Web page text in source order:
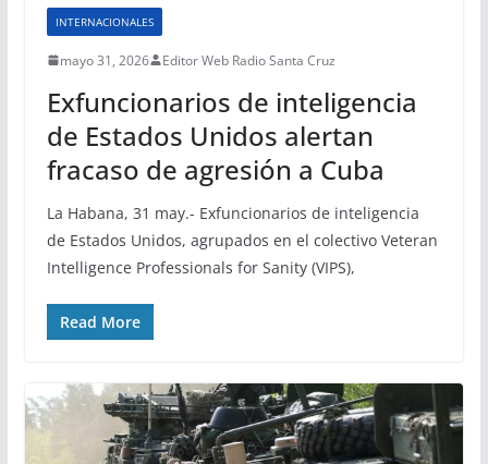
INTERNACIONALES
mayo 31, 2026 Editor Web Radio Santa Cruz
Exfuncionarios de inteligencia
de Estados Unidos alertan
fracaso de agresión a Cuba
La Habana, 31 may.- Exfuncionarios de inteligencia
de Estados Unidos, agrupados en el colectivo Veteran
Intelligence Professionals for Sanity (VIPS),
Read More